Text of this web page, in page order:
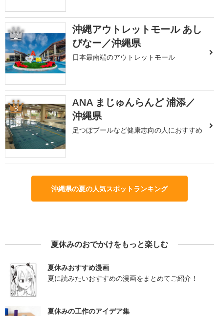
2
沖縄アウトレットモール あし
びなー／沖縄県
日本最南端のアウトレットモール
3
ANA まじゅんらんど 浦添／
沖縄県
足つぼプールなど健康志向の人におすすめ
沖縄県の夏の人気スポットランキング
夏休みのおでかけをもっと楽しむ
夏休みおすすめ漫画
夏に読みたいおすすめの漫画をまとめてご紹介！
夏休みの工作のアイデア集